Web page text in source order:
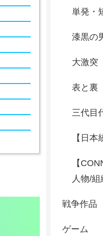
単発・
漆黒の
大激突
表と裏
三代目
【日
【
人物/組
戦争作品
ゲーム